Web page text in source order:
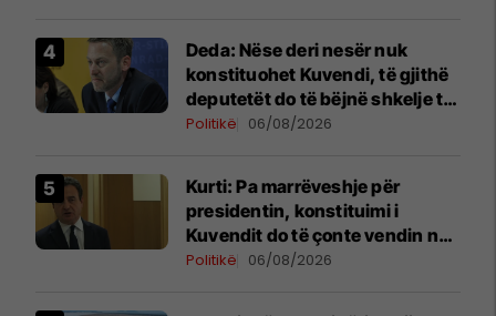
Deda: Nëse deri nesër nuk
konstituohet Kuvendi, të gjithë
deputetët do të bëjnë shkelje të
rëndë kushtetuese
Politikë 06/08/2026
Kurti: Pa marrëveshje për
presidentin, konstituimi i
Kuvendit do të çonte vendin në
zgjedhje të reja
Politikë 06/08/2026